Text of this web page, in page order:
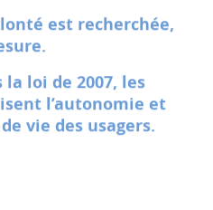
est recherchée,
la loi de 2007, les
l’autonomie et
vie des usagers.